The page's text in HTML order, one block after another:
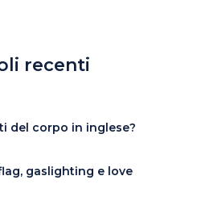
recenti
del corpo in inglese?
gaslighting e love